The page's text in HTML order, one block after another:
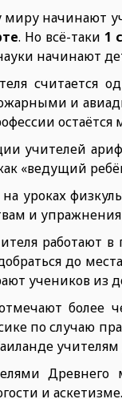
начинают
. Но всё-таки 1
начинают
считается
и
учителей
«ведущий
уроках
и
работают
до
учеников из
более
по случаю
и аскетизме.